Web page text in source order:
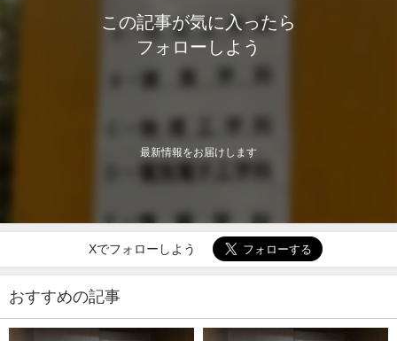
この記事が気に入ったら
フォローしよう
最新情報をお届けします
Xでフォローしよう
おすすめの記事